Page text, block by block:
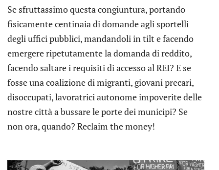
Se sfruttassimo questa congiuntura, portando
fisicamente centinaia di domande agli sportelli
degli uffici pubblici, mandandoli in tilt e facendo
emergere ripetutamente la domanda di reddito,
facendo saltare i requisiti di accesso al REI? E se
fosse una coalizione di migranti, giovani precari,
disoccupati, lavoratrici autonome impoverite delle
nostre città a bussare le porte dei municipi? Se
non ora, quando? Reclaim the money!